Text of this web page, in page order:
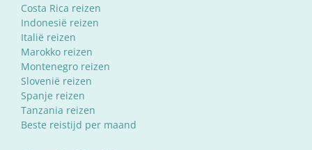
Costa Rica reizen
Indonesië reizen
Italië reizen
Marokko reizen
Montenegro reizen
Slovenië reizen
Spanje reizen
Tanzania reizen
Beste reistijd per maand